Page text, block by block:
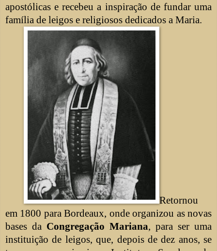
apostólicas e recebeu a inspiração de fundar uma
família de leigos e religiosos dedicados a Maria.
Retornou
em 1800 para Bordeaux, onde organizou as novas
bases da Congregação Mariana, para ser uma
instituição de leigos, que, depois de dez anos, se